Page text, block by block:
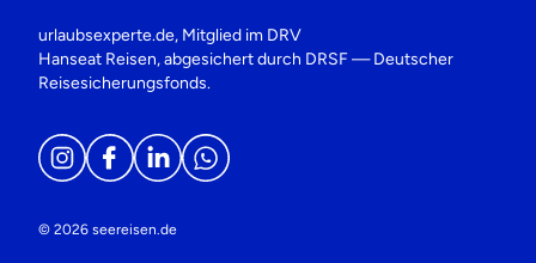
urlaubsexperte.de, Mitglied im DRV
Hanseat Reisen, abgesichert durch DRSF — Deutscher
Reisesicherungsfonds.
© 2026 seereisen.de